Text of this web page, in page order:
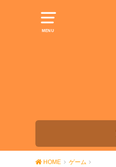
MENU
HOME ゲーム